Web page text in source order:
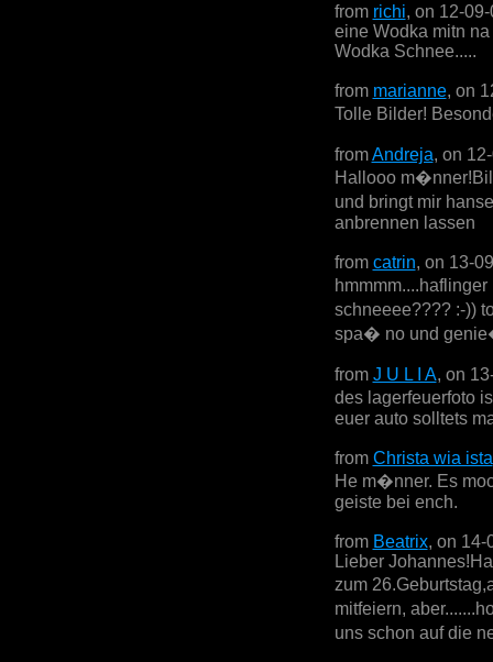
from richi, on 12-
eine Wodka mitn
Wodka Schnee.....
from marianne, on
Tolle Bilder!
fromAndreja, on
Hallooo
und bringt mir
anbrennen lassen
from catrin, on 13-
schneeee???? :-))
spa� no und
from J U L I A, on
des lagerfeuerfoto
euer auto solltets
from Christa wia ista
He m�nner. Es
geiste bei ench.
from Beatrix, on 14-
Lieber
zum
mitfeiern,
uns schon auf die